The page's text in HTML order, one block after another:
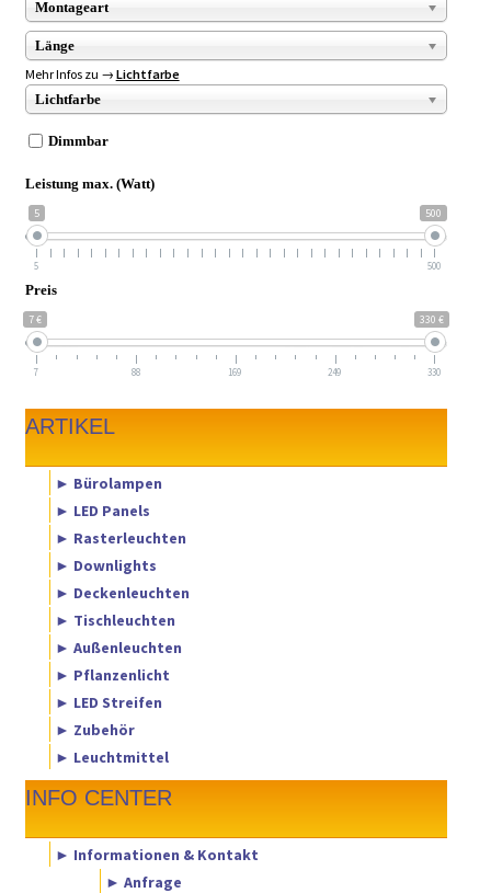
Montageart
Länge
Mehr Infos zu → Lichtfarbe
Lichtfarbe
Dimmbar
Leistung max. (Watt)
5 500
5 500
Preis
7 € 330 €
7 88 169 249 330
ARTIKEL
► Bürolampen
► LED Panels
► Rasterleuchten
► Downlights
► Deckenleuchten
► Tischleuchten
► Außenleuchten
► Pflanzenlicht
► LED Streifen
► Zubehör
► Leuchtmittel
INFO CENTER
► Informationen & Kontakt
► Anfrage